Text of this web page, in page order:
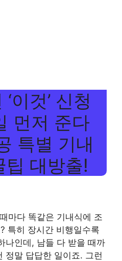
이것’ 신청
먼저 준다
특별 기내
팁 대방출!
마다 똑같은 기내식에 조
특히 장시간 비행일수록
나인데, 남들 다 받을 때까
정말 답답한 일이죠. 그런